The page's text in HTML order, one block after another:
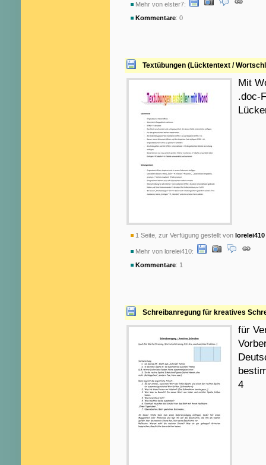
Mehr von elster7:
Kommentare: 0
Textübungen (Lücktentext /
Mit
.doc-
1 Seite, zur Verfügung gestellt von lorelei410
Mehr von lorelei410:
Kommentare: 1
Schreibanregung für kreatives
für
4